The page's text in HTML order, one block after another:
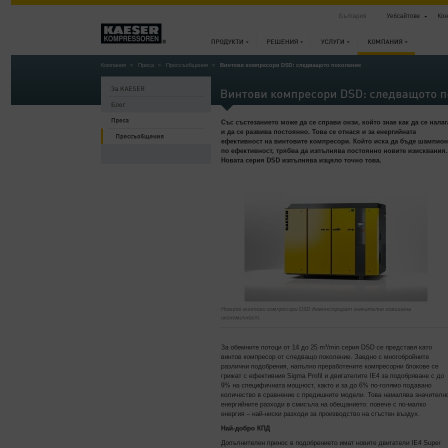
ПРОДУКТИ РЕШЕНИЯ УСЛУГИ КОМПАНИЯ
България Уебсайтове
Компания Преса Прессъобщения Винтови компресори DSD: следващото поколение
Винтови компресори DSD: следващото
За KAESER
Блог
Преса
Прессъобщения
Със състезанието може да се справи онзи, който знае как да се
и да се развива постоянно. Това се отнася и за енергийната
ефективност на винтовите компресори. Който иска да бъде шампион
по ефективност, трябва да изпълнява постоянно новите изисквания.
Новата серия DSD изпълнява изцяло точно това.
Новите винтови компресори DSD демонстрират значително повишена
икономичност.
За обемните потоци от 14 до 25 m³/min серия DSD се представя като
винтов компресор от следващо поколение. Заедно с многобройните
различни подобрения, напълно преработените компресорни блокове се
грижат с ефективния Sigma Profil и двигателите IE4 за подобряване с до
9% на специфичната мощност, както и за до 6% по-голямо подавано
количество в сравнение с предишните модели. Това намалява
енергийните разходи в смисъла на обещанието: повече с по-малко
енергия – най-ниски разходи за производство на сгъстен въздух.
Най-добро КПД
Допълнителен принос в подобрението имат новите двигатели IE4 Super